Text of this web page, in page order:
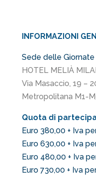
INFORMAZIONI
Sede delle Giornate
HOTEL MELIÀ
Via Masaccio, 19 –
Metropolitana M1-
Quota di
Euro 380,00 + Iva
Euro 630,00 + Iva
Euro 480,00 + Iva
Euro 730,00 + Iva